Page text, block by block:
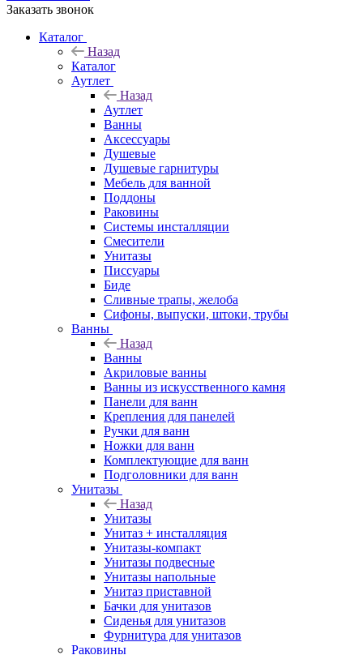
Заказать звонок
Каталог
Назад
Каталог
Аутлет
Назад
Аутлет
Ванны
Аксессуары
Душевые
Душевые гарнитуры
Мебель для ванной
Поддоны
Раковины
Системы инсталляции
Смесители
Унитазы
Писсуары
Биде
Сливные трапы, желоба
Сифоны, выпуски, штоки, трубы
Ванны
Назад
Ванны
Акриловые ванны
Ванны из искусственного камня
Панели для ванн
Крепления для панелей
Ручки для ванн
Ножки для ванн
Комплектующие для ванн
Подголовники для ванн
Унитазы
Назад
Унитазы
Унитаз + инсталляция
Унитазы-компакт
Унитазы подвесные
Унитазы напольные
Унитаз приставной
Бачки для унитазов
Сиденья для унитазов
Фурнитура для унитазов
Раковины